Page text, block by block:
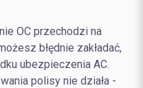
OC przechodzi na
błędnie zakładać,
ubezpieczenia AC.
polisy nie działa -